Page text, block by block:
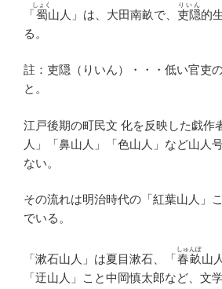
「 蜀
しょく
山人」は、大田南畝で、 吏隠
りいん
的
る。
註：吏隠（りいん）・・・低い官吏
と。
江戸後期の町民文 化を反映した戯作
人」「鼻山人」「色山人」など山人
ない。
その流れは明治時代の「紅葉山人」
でいる。
「漱石山人」は夏目漱石、「 春畝
しゅんぽ
山
「迂山人」こと中岡慎太郎など、文